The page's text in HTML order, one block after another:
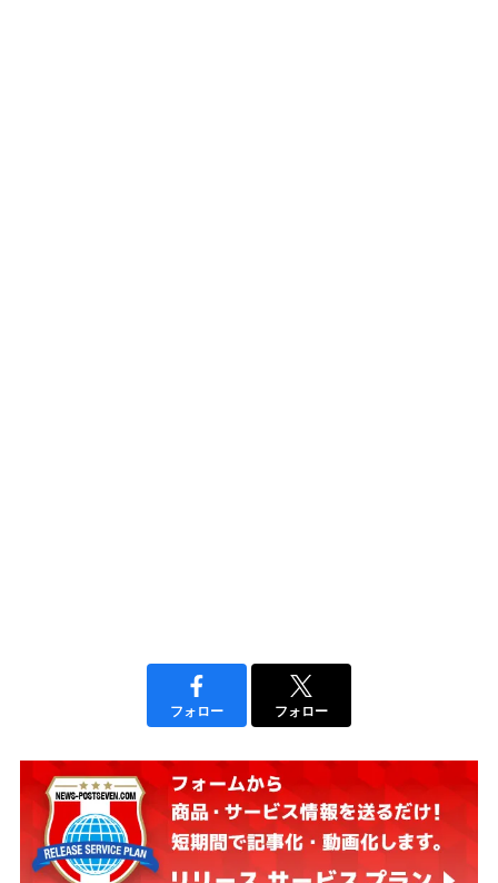
フォロー フォロー